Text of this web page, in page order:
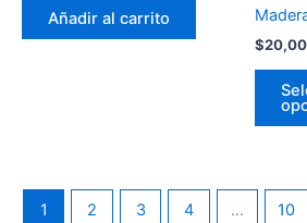
Añadir al carrito
$
1 2 3 4 … 10